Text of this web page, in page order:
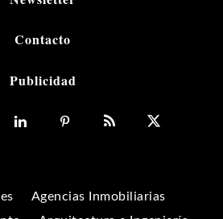
Contacto
Publicidad
Agencias Inmobiliarias